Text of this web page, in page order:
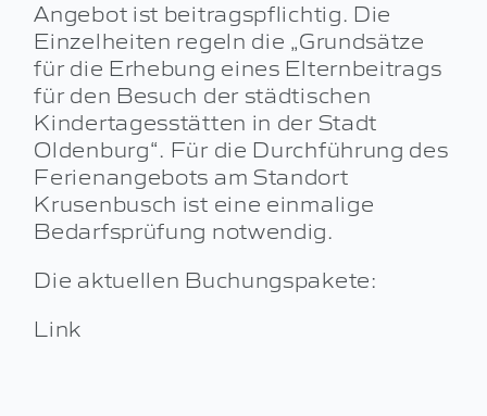
Angebot ist beitragspflichtig. Die
Einzelheiten regeln die „Grundsätze
für die Erhebung eines Elternbeitrags
für den Besuch der städtischen
Kindertagesstätten in der Stadt
Oldenburg“. Für die Durchführung des
Ferienangebots am Standort
Krusenbusch ist eine einmalige
Bedarfsprüfung notwendig.
Die aktuellen Buchungspakete:
Link